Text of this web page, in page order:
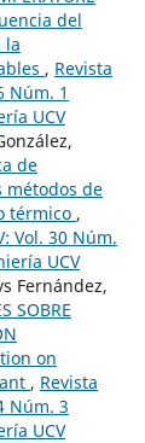
del
la
, Revista
Núm. 1
UCV
de
de
térmico ,
Vol. 30 Núm.
UCV
Fernández,
SOBRE
on
, Revista
Núm. 3
UCV